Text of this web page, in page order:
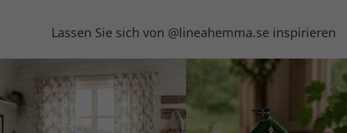
Lassen Sie sich von @lineahemma.se inspirieren